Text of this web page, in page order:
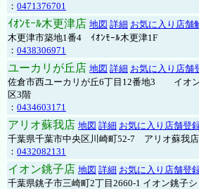
： 0471376701
ｲｵﾝﾓｰﾙ木更津店 地図 詳細 お気に入り店舗
木更津市築地1番4 ｲｵﾝﾓｰﾙ木更津1F
： 0438306971
ユーカリが丘店 地図 詳細 お気に入り店舗
佐倉市西ユーカリが丘6丁目12番地3 イオ
区3階
： 0434603171
アリオ蘇我店 地図 詳細 お気に入り店舗登
千葉県千葉市中央区川崎町52-7 アリオ蘇我
： 0432082131
イオン銚子店 地図 詳細 お気に入り店舗登
千葉県銚子市三崎町2丁目2660-1 イオン銚子